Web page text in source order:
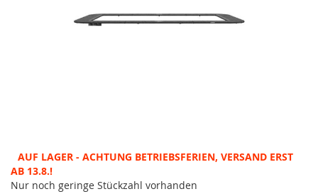
Zum
Anfang
der
AUF LAGER - ACHTUNG BETRIEBSFERIEN, VERSAND ERST
AB 13.8.!
Nur noch geringe Stückzahl vorhanden